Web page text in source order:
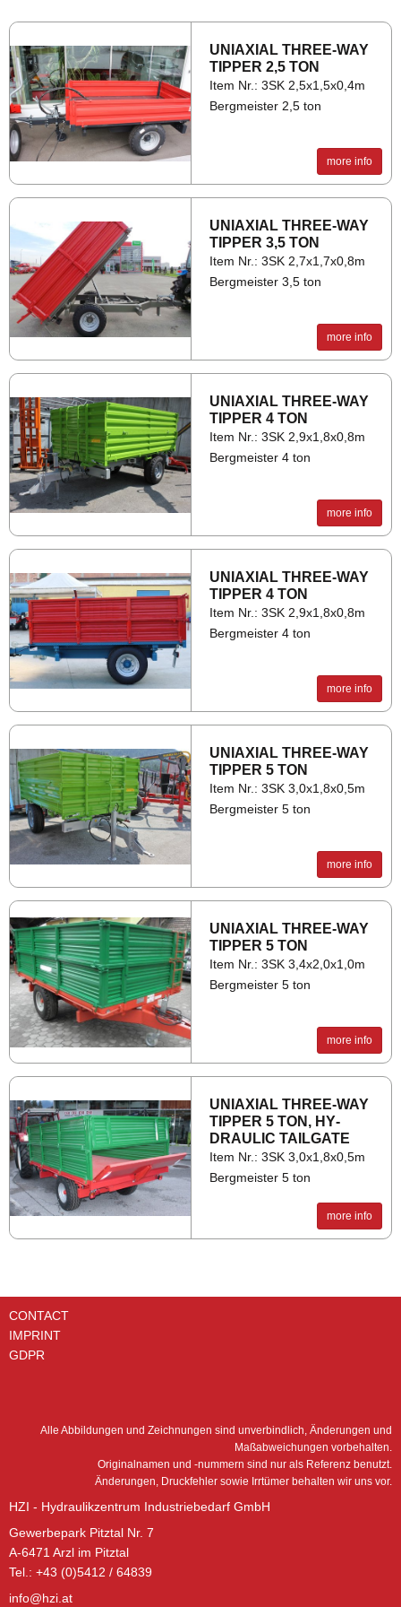
UNI­AXIAL THREE-WAY
TIP­PER 2,5 TON
Item Nr.: 3SK 2,5x1,5x0,4m
Bergmeister 2,5 ton
more info
UNI­AXIAL THREE-WAY
TIP­PER 3,5 TON
Item Nr.: 3SK 2,7x1,7x0,8m
Bergmeister 3,5 ton
more info
UNI­AXIAL THREE-WAY
TIP­PER 4 TON
Item Nr.: 3SK 2,9x1,8x0,8m
Bergmeister 4 ton
more info
UNI­AXIAL THREE-WAY
TIP­PER 4 TON
Item Nr.: 3SK 2,9x1,8x0,8m
Bergmeister 4 ton
more info
UNI­AXIAL THREE-WAY
TIP­PER 5 TON
Item Nr.: 3SK 3,0x1,8x0,5m
Bergmeister 5 ton
more info
UNI­AXIAL THREE-WAY
TIP­PER 5 TON
Item Nr.: 3SK 3,4x2,0x1,0m
Bergmeister 5 ton
more info
UNI­AXIAL THREE-WAY
TIP­PER 5 TON, HY­
DRAULIC TAIL­GATE
Item Nr.: 3SK 3,0x1,8x0,5m
Bergmeister 5 ton
more info
CONTACT
IMPRINT
GDPR
Alle Abbildungen und Zeichnungen sind unverbindlich, Änderungen und
Maßabweichungen vorbehalten.
Originalnamen und -nummern sind nur als Referenz benutzt.
Änderungen, Druckfehler sowie Irrtümer behalten wir uns vor.
HZI - Hydraulikzentrum Industriebedarf GmbH
Gewerbepark Pitztal Nr. 7
A-6471 Arzl im Pitztal
Tel.: +43 (0)5412 / 64839
info@hzi.at